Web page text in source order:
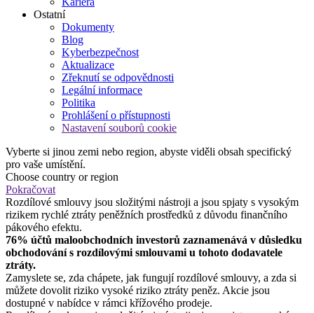
Ostatní
Dokumenty
Blog
Kyberbezpečnost
Aktualizace
Zřeknutí se odpovědnosti
Legální informace
Politika
Prohlášení o přístupnosti
Nastavení souborů cookie
Vyberte si jinou zemi nebo region, abyste viděli obsah specifický
pro vaše umístění.
Choose country or region
Pokračovat
Rozdílové smlouvy jsou složitými nástroji a jsou spjaty s vysokým
rizikem rychlé ztráty peněžních prostředků z důvodu finančního
pákového efektu.
76% účtů maloobchodních investorů zaznamenává v důsledku
obchodování s rozdílovými smlouvami u tohoto dodavatele
ztráty.
Zamyslete se, zda chápete, jak fungují rozdílové smlouvy, a zda si
můžete dovolit riziko vysoké riziko ztráty peněz. Akcie jsou
dostupné v nabídce v rámci křížového prodeje.